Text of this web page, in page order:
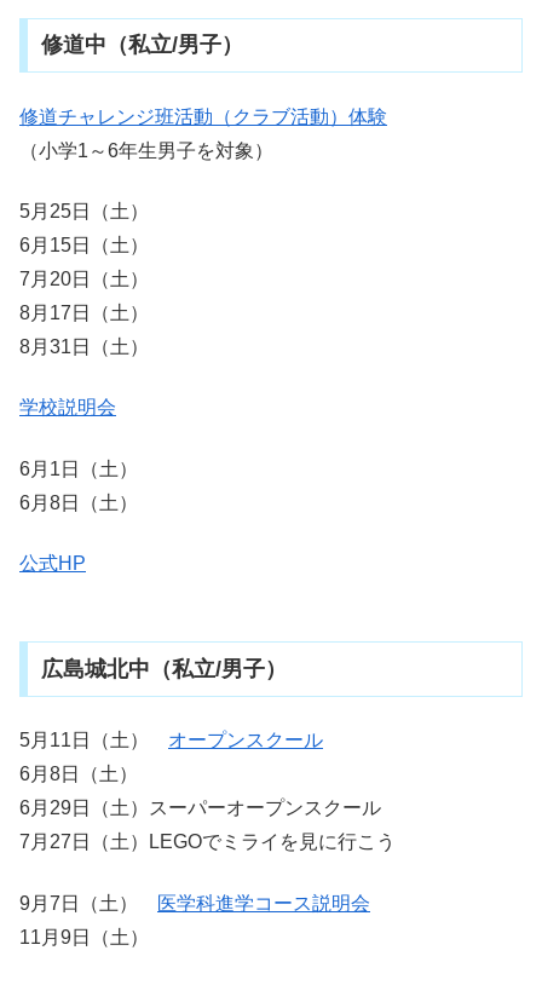
修道中（私立/男子）
修道チャレンジ班活動（クラブ活動）体験
（小学1～6年生男子を対象）
5月25日（土）
6月15日（土）
7月20日（土）
8月17日（土）
8月31日（土）
学校説明会
6月1日（土）
6月8日（土）
公式HP
広島城北中（私立/男子）
5月11日（土） オープンスクール
6月8日（土）
6月29日（土）スーパーオープンスクール
7月27日（土）LEGOでミライを見に行こう
9月7日（土）
医学科進学コース説明会
11月9日（土）